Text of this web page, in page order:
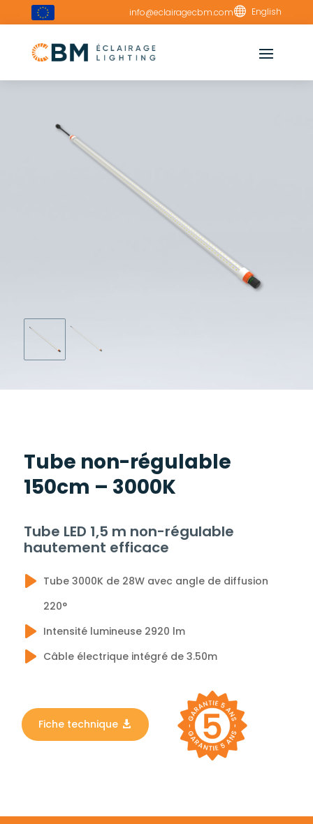
info@eclairagecbm.com English
Tube non-régulable
150cm – 3000K
Tube LED 1,5 m non-régulable
hautement efficace
Tube 3000K de 28W avec angle de diffusion
220°
Intensité lumineuse 2920 lm
Câble électrique intégré de 3.50m
Fiche technique